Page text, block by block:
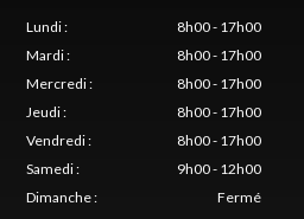
Lundi:
8h00 - 17h00
Mardi:
8h00 - 17h00
Mercredi:
8h00 - 17h00
Jeudi:
8h00 - 17h00
Vendredi:
8h00 - 17h00
Samedi:
9h00 - 12h00
Dimanche: Fermé